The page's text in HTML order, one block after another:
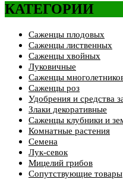
КАТЕГОРИИ
Саженцы плодовых
Саженцы лиственных
Саженцы хвойных
Луковичные
Саженцы
Саженцы роз
Удобрения и средства
Злаки декоративные
Саженцы клубники и
Комнатные растения
Семена
Лук-севок
Мицелий грибов
Сопутствующие товары